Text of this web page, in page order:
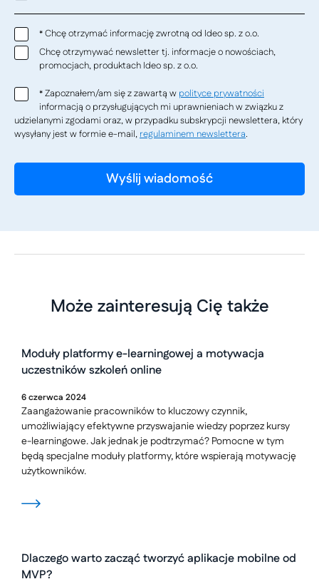
*Chcę otrzymać informację zwrotną od Ideo sp. z o.o.
Chcę otrzymywać newsletter tj. informacje o nowościach,
promocjach, produktach Ideo sp. z o.o.
*Zapoznałem/am się z zawartą w polityce prywatności
informacją o przysługujących mi uprawnieniach w związku z
udzielanymi zgodami oraz, w przypadku subskrypcji newslettera, który
wysyłany jest w formie e-mail, regulaminem newslettera.
Może zainteresują Cię także
Moduły platformy e-learningowej a motywacja
uczestników szkoleń online
6czerwca 2024
Zaangażowanie pracowników to kluczowy czynnik,
umożliwiający efektywne przyswajanie wiedzy poprzez kursy
e-learningowe. Jak jednak je podtrzymać? Pomocne w tym
będą specjalne moduły platformy, które wspierają motywację
użytkowników.
Dlaczego warto zacząć tworzyć aplikacje mobilne od
MVP?